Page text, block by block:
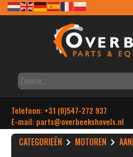
Telefoon: +31 (0)547-272 937
E-mail: parts@overbeekshovels.nl
CATEGORIEËN MOTOREN